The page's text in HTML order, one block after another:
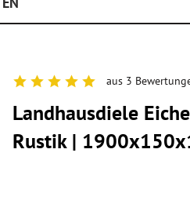
aus 3
Landhausdiele
Rustik |